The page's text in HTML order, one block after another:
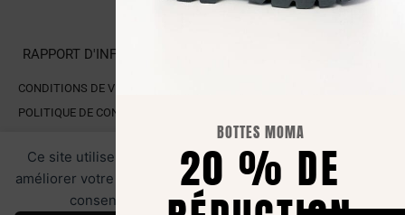
Ce site utilise des cookies pour les statistiques et pour
améliorer votre expérience. En cliquant sur Accepter, vous
consentez à notre utilisation des cookies.
RAPPORT D'INFORMATION
CONDITIONS DE VENTE
POLITIQUE DE CONFIDENTIALITÉ
Tous droits réservés. LABIRINTO.CH ZONE RÉSERVÉE
BOTTES MOMA
20 % DE